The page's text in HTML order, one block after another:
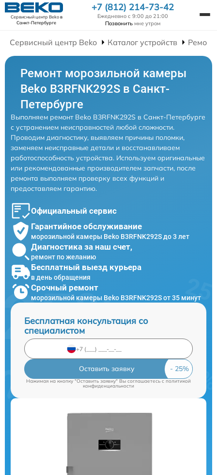
Сервисный центр Bekoв
Санкт-Петербурге
+7 (812) 214-73-42
Ежедневно с 9:00 до 21:00
Позвонить мне утром
Сервисный центр Beko Каталог устройств
Ремонт морозильной камеры
Beko B3RFNK292S в Санкт-
Петербурге
Выполняем ремонт Beko B3RFNK292S в Санкт-Петербурге
с устранением неисправностей любой сложности.
Проводим диагностику, выявляем причины поломки,
заменяем неисправные детали и восстанавливаем
работоспособность устройства. Используем оригинальные
или рекомендованные производителем запчасти, после
ремонта выполняем проверку всех функций и
предоставляем гарантию.
Официальный сервис
Гарантийное обслуживание
морозильной камеры Beko B3RFNK292S до 3 лет
Диагностика за наш счет,
ремонт по желанию
Бесплатный выезд курьера
в день обращения
Срочный ремонт
морозильной камеры Beko B3RFNK292S от 35 минут
Бесплатная консультация со
специалистом
Оставить заявку
Нажимая на кнопку "Оставить заявку" Вы соглашаетесь cполитикой
конфиденциальности